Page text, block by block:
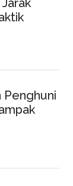
Penghuni